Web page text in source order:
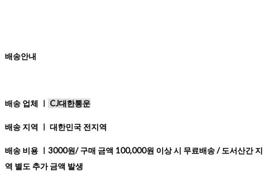
배송안내
배송 업체 ㅣ CJ대한통운
배송 지역 ㅣ 대한민국 전지역
배송 비용 ㅣ3000원/ 구매 금액 100,000원 이상 시 무료배송 / 도서산간 지
역 별도 추가 금액 발생